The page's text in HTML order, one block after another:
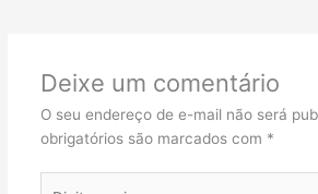
Deixe um comentário
O seu endereço de e-mail não será
obrigatórios são marcados com *